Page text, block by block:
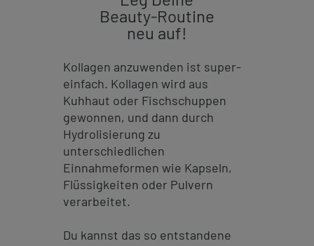
Beauty-Routine
neu auf!
Kollagen anzuwenden ist super-
einfach. Kollagen wird aus
Kuhhaut oder Fischschuppen
gewonnen, und dann durch
Hydrolisierung zu
unterschiedlichen
Einnahmeformen wie Kapseln,
Flüssigkeiten oder Pulvern
verarbeitet.
Du kannst das so entstandene